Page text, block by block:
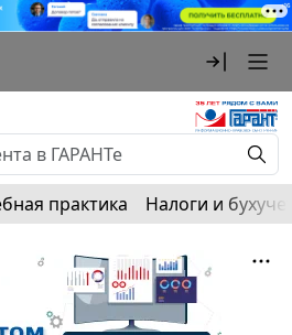
практика Налоги и